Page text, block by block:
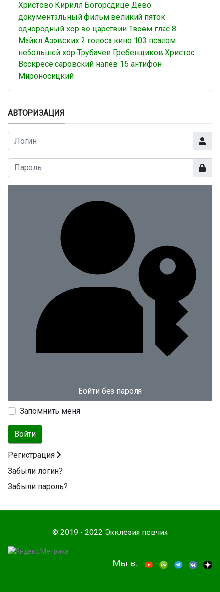
Христово Кирилл Богородице Дево
документальный фильм великий пяток
однородный хор во царствии Твоем глас 8
Майкл Азовских 2 голоса кино 103 псалом
небольшой хор Трубачев Гребенщиков Христос
Воскресе саровский напев 15 антифон
Мироносицкий
АВТОРИЗАЦИЯ
Логин
Войти без пароля
Запомнить меня
Войти
Регистрация
Забыли логин?
Забыли пароль?
© 2019 - 2022 Экклезия певчих
Мы в: